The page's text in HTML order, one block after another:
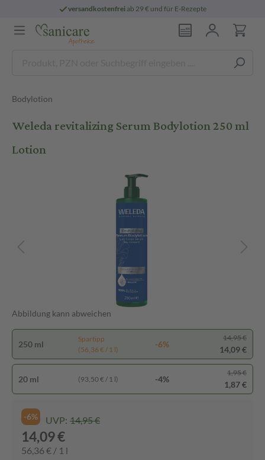
versandkostenfreiab 29 € und für E-Rezepte
Bodylotion
Weleda revitalizing Serum Bodylotion 250 ml
Lotion
Abbildung kann abweichen
250 ml
Spartipp
(56,36 € / 1 l)
-6%
14,95 €
14,09 €
20 ml (93,50 € / 1 l) -4%
1,95 €
1,87 €
-6% UVP: 14,95 €
14,09 €
56,36 € / 1 l